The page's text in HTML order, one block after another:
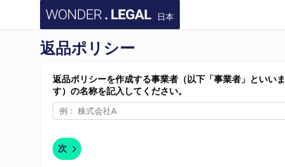
日本
返品ポリシー
返品ポリシーを作成する事業者（以下「事業者」といいま
す）の名称を記入してください。
次